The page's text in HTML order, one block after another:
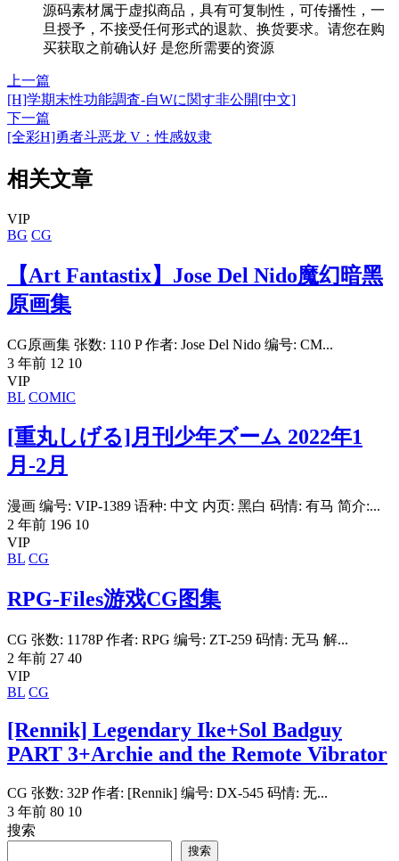
源码素材属于虚拟商品，具有可复制性，可传播性，一
旦授予，不接受任何形式的退款、换货要求。请您在购
买获取之前确认好 是您所需要的资源
上一篇
[H]学期末性功能調査-自Wに関す非公開[中文]
下一篇
[全彩H]勇者斗恶龙 V：性感奴隶
相关文章
VIP
BG CG
【Art Fantastix】Jose Del Nido魔幻暗黑
原画集
CG原画集 张数: 110 P 作者: Jose Del Nido 编号: CM...
3 年前 12 10
VIP
BL COMIC
[重丸しげる]月刊少年ズーム 2022年1
月-2月
漫画 编号: VIP-1389 语种: 中文 内页: 黑白 码情: 有马 简介:...
2 年前 196 10
VIP
BL CG
RPG-Files游戏CG图集
CG 张数: 1178P 作者: RPG 编号: ZT-259 码情: 无马 解...
2 年前 27 40
VIP
BL CG
[Rennik] Legendary Ike+Sol Badguy
PART 3+Archie and the Remote Vibrator
CG 张数: 32P 作者: [Rennik] 编号: DX-545 码情: 无...
3 年前 80 10
搜索
搜索